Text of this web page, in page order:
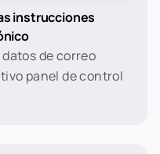
instrucciones
de correo
panel de control